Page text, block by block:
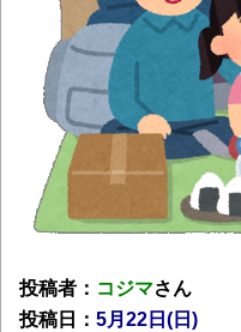
投稿者： コジマさん
投稿日： 5月22日(日)